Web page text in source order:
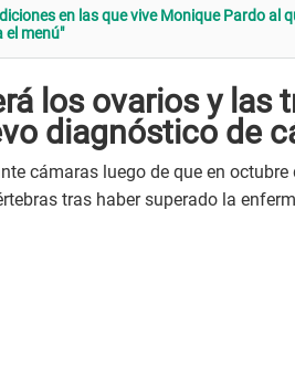
en las que vive Monique Pardo al
el menú"
los ovarios y las
diagnóstico de
cámaras luego de que en octubre
tras haber superado la